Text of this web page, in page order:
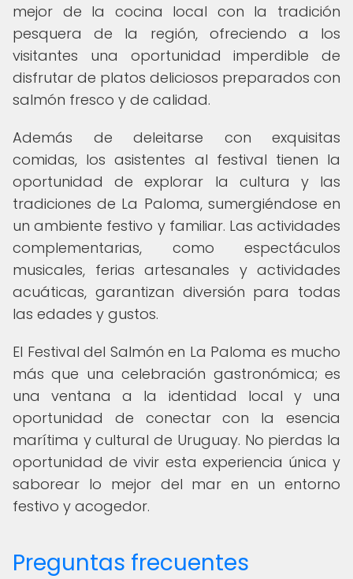
mejor de la cocina local con la tradición
pesquera de la región, ofreciendo a los
visitantes una oportunidad imperdible de
disfrutar de platos deliciosos preparados con
salmón fresco y de calidad.
Además de deleitarse con exquisitas
comidas, los asistentes al festival tienen la
oportunidad de explorar la cultura y las
tradiciones de La Paloma, sumergiéndose en
un ambiente festivo y familiar. Las actividades
complementarias, como espectáculos
musicales, ferias artesanales y actividades
acuáticas, garantizan diversión para todas
las edades y gustos.
El Festival del Salmón en La Paloma es mucho
más que una celebración gastronómica; es
una ventana a la identidad local y una
oportunidad de conectar con la esencia
marítima y cultural de Uruguay. No pierdas la
oportunidad de vivir esta experiencia única y
saborear lo mejor del mar en un entorno
festivo y acogedor.
Preguntas frecuentes